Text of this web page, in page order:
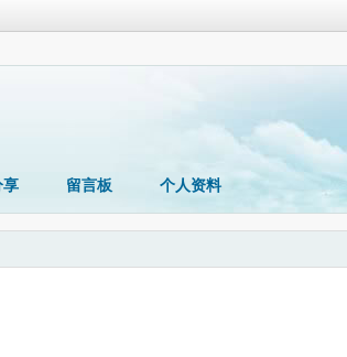
享 留言板 个人资料